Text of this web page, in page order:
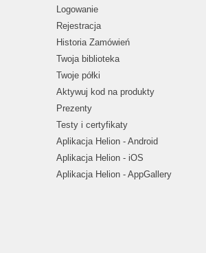
Logowanie
Rejestracja
Historia Zamówień
Twoja biblioteka
Twoje półki
Aktywuj kod na produkty
Prezenty
Testy i certyfikaty
Aplikacja Helion - Android
Aplikacja Helion - iOS
Aplikacja Helion - AppGallery